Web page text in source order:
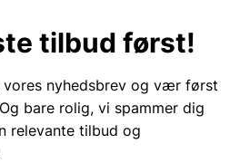
tilbud først!
nyhedsbrev og vær først
bare rolig, vi spammer dig
relevante tilbud og